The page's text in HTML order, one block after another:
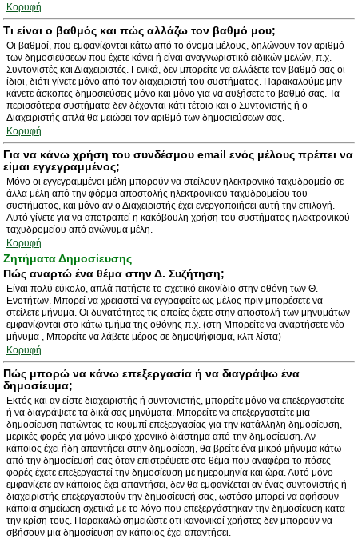
Κορυφή
Τι είναι ο βαθμός και πώς αλλάζω τον βαθμό μου;
Οι βαθμοί, που εμφανίζονται κάτω από το όνομα μέλους, δηλώνουν τον αριθμό
των δημοσιεύσεων που έχετε κάνει ή είναι αναγνωριστικό ειδικών μελών, π.χ.
Συντονιστές και Διαχειριστές. Γενικά, δεν μπορείτε να αλλάξετε τον βαθμό σας οι
ίδιοι, διότι γίνετε μόνο από τον διαχειριστή του συστήματος. Παρακαλούμε μην
κάνετε άσκοπες δημοσιεύσεις μόνο και μόνο για να αυξήσετε το βαθμό σας. Τα
περισσότερα συστήματα δεν δέχονται κάτι τέτοιο και ο Συντονιστής ή ο
Διαχειριστής απλά θα μειώσει τον αριθμό των δημοσιεύσεων σας.
Κορυφή
Για να κάνω χρήση του συνδέσμου email ενός μέλους πρέπει να
είμαι εγγεγραμμένος;
Μόνο οι εγγεγραμμένοι μέλη μπορούν να στείλουν ηλεκτρονικό ταχυδρομείο σε
άλλα μέλη από την φόρμα αποστολής ηλεκτρονικού ταχυδρομείου του
συστήματος, και μόνο αν ο Διαχειριστής έχει ενεργοποιήσει αυτή την επιλογή.
Αυτό γίνετε για να αποτραπεί η κακόβουλη χρήση του συστήματος ηλεκτρονικού
ταχυδρομείου από ανώνυμα μέλη.
Κορυφή
Ζητήματα Δημοσίευσης
Πώς αναρτώ ένα θέμα στην Δ. Συζήτηση;
Είναι πολύ εύκολο, απλά πατήστε το σχετικό εικονίδιο στην οθόνη των Θ.
Ενοτήτων. Μπορεί να χρειαστεί να εγγραφείτε ως μέλος πριν μπορέσετε να
στείλετε μήνυμα. Οι δυνατότητες τις οποίες έχετε στην αποστολή των μηνυμάτων
εμφανίζονται στο κάτω τμήμα της οθόνης π.χ. (στη Μπορείτε να αναρτήσετε νέο
μήνυμα , Μπορείτε να λάβετε μέρος σε δημοψήφισμα, κλπ λίστα)
Κορυφή
Πώς μπορώ να κάνω επεξεργασία ή να διαγράψω ένα
δημοσίευμα;
Εκτός και αν είστε διαχειριστής ή συντονιστής, μπορείτε μόνο να επεξεργαστείτε
ή να διαγράψετε τα δικά σας μηνύματα. Μπορείτε να επεξεργαστείτε μια
δημοσίευση πατώντας το κουμπί επεξεργασίας για την κατάλληλη δημοσίευση,
μερικές φορές για μόνο μικρό χρονικό διάστημα από την δημοσίευση. Αν
κάποιος έχει ήδη απαντήσει στην δημοσίεση, θα βρείτε ένα μικρό μήνυμα κάτω
από την δημοσίευσή σας όταν επιστρέψετε στο θέμα που αναφέρει το πόσες
φορές έχετε επεξεργαστεί την δημοσίευση με ημερομηνία και ώρα. Αυτό μόνο
εμφανίζετε αν κάποιος έχει απαντήσει, δεν θα εμφανίζεται αν ένας συντονιστής ή
διαχειριστής επεξεργαστούν την δημοσίευσή σας, ωστόσο μπορεί να αφήσουν
κάποια σημείωση σχετικά με το λόγο που επεξεργάστηκαν την δημοσίευση κατα
την κρίση τους. Παρακαλώ σημειώστε οτι κανονικοί χρήστες δεν μπορούν να
σβήσουν μια δημοσίευση αν κάποιος έχει απαντήσει.